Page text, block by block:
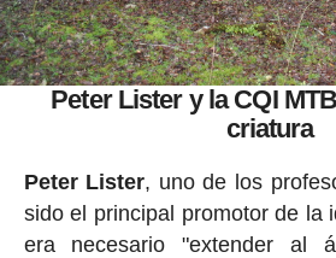
Peter Lister y la CQI
criatura
Peter Lister, uno de los
sido el principal promotor de la
era necesario "extender al